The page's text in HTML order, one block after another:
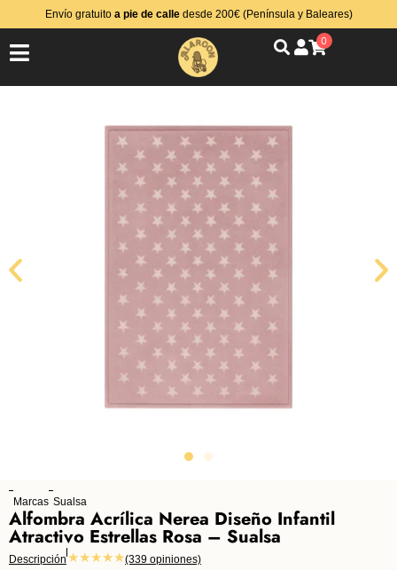
Envío gratuito a pie de calledesde 200€ (Península y Baleares)
0
Marcas Sualsa
Alfombra Acrílica Nerea Diseño Infantil
Atractivo Estrellas Rosa – Sualsa
Descripción ★★★★★(339 opiniones)